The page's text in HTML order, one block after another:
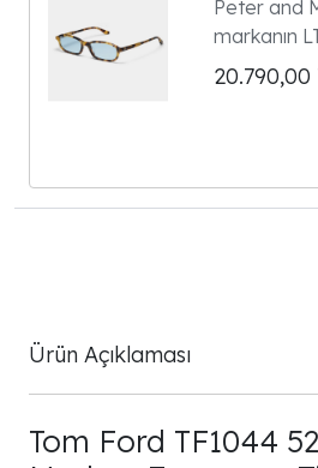
Peter and
markanın
yer alan
unisex
Gaguech
20.790,00
Ürün Açıklaması
Tom Ford TF1044